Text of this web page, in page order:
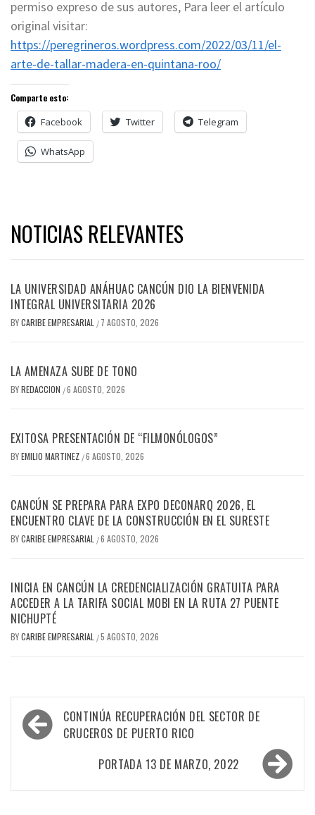
permiso expreso de sus autores, Para leer el artículo
original visitar:
https://peregrineros.wordpress.com/2022/03/11/el-
arte-de-tallar-madera-en-quintana-roo/
Comparte esto:
Facebook Twitter Telegram
WhatsApp
NOTICIAS RELEVANTES
LA UNIVERSIDAD ANÁHUAC CANCÚN DIO LA BIENVENIDA
INTEGRAL UNIVERSITARIA 2026
BYCARIBE EMPRESARIAL / 7 AGOSTO, 2026
LA AMENAZA SUBE DE TONO
BYREDACCION /6 AGOSTO, 2026
EXITOSA PRESENTACIÓN DE “FILMONÓLOGOS”
BYEMILIO MARTINEZ /6 AGOSTO, 2026
CANCÚN SE PREPARA PARA EXPO DECONARQ 2026, EL
ENCUENTRO CLAVE DE LA CONSTRUCCIÓN EN EL SURESTE
BYCARIBE EMPRESARIAL /6 AGOSTO, 2026
INICIA EN CANCÚN LA CREDENCIALIZACIÓN GRATUITA PARA
ACCEDER A LA TARIFA SOCIAL MOBI EN LA RUTA 27 PUENTE
NICHUPTÉ
BYCARIBE EMPRESARIAL /5 AGOSTO, 2026
Navegación
de
CONTINÚA RECUPERACIÓN DEL SECTOR DE
CRUCEROS DE PUERTO RICO
PORTADA 13 DE MARZO, 2022